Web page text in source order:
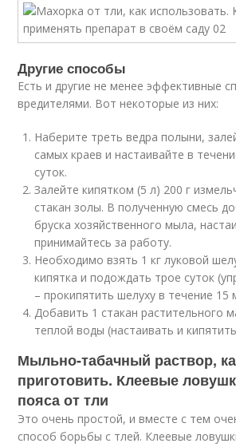
Другие способы
Есть и другие не менее эффективные
вредителями. Вот некоторые из них:
Наберите треть ведра полыни,
самых краев и настаивайте в
суток.
Залейте кипятком (5 л) 200 г
стакан золы. В полученную смесь
бруска хозяйственного мыла,
принимайтесь за работу.
Необходимо взять 1 кг луковой
кипятка и подождать трое суток
– прокипятить шелуху в течение 15
Добавить 1 стакан растительного
теплой воды (настаивать и
Мыльно-табачный раствор,
приготовить. Клеевые
пояса от тли
Это очень простой, и вместе с тем
способ борьбы с тлей. Клеевые